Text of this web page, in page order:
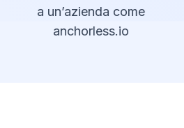
a un’azienda come
anchorless.io